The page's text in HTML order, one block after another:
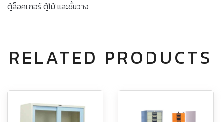
ตู้ล็อคเกอร์ ตู้ไม้ และชั้นวาง
RELATED PRODUCTS